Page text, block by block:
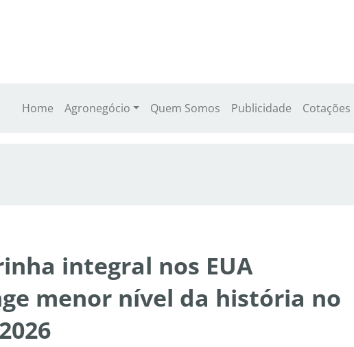
Home Agronegócio Quem Somos Publicidade Cotações
integral nos EUA
menor nível da história no